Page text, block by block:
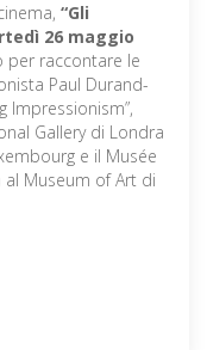
“Gli
26 maggio
raccontare le
Paul Durand-
Impressionism”,
Gallery di Londra
e il Musée
al Museum of Art di